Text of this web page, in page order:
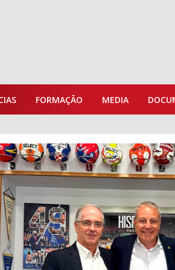
FORMAÇÃO MEDIA